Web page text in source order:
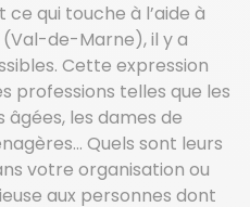
qui touche à l’aide à
de-Marne), il y a
Cette expression
professions telles que les
âgées, les dames de
Quels sont leurs
votre organisation ou
aux personnes dont